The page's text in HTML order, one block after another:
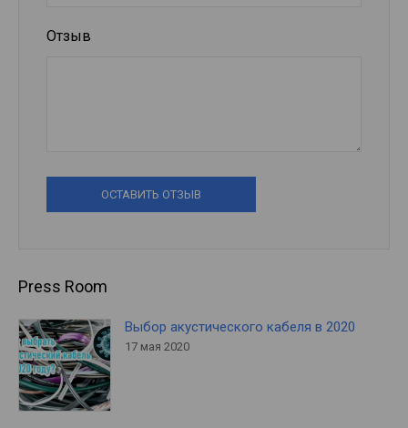
Отзыв
ОСТАВИТЬ ОТЗЫВ
Press Room
Выбор акустического кабеля в 2020
17 мая 2020